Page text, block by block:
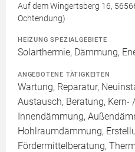
Auf dem Wingertsberg 16,
Ochtendung)
HEIZUNG SPEZIALGEBIETE
Solarthermie, Dämmung,
ANGEBOTENE TÄTIGKEITEN
Wartung, Reparatur,
Austausch, Beratung, Kern-
Innendämmung,
Hohlraumdämmung,
Fördermittelberatung,